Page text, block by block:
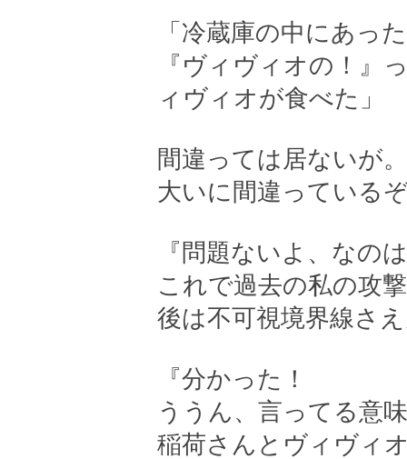
「冷蔵庫の中にあっ
『ヴィヴィオの！』
ィヴィオが食べた」
間違っては居ないが。
大いに間違っている
『問題ないよ、なの
これで過去の私の攻
後は不可視境界線さ
『分かった！
ううん、言ってる意
稲荷さんとヴィヴィ